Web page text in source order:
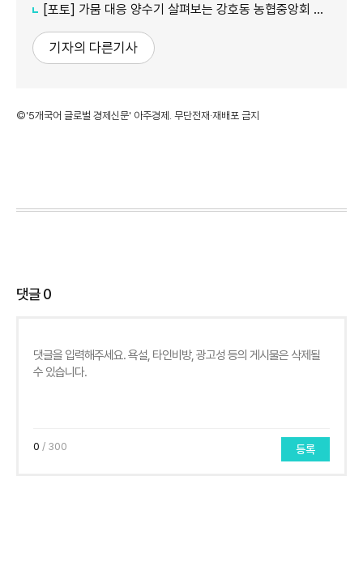
[포토] 가뭄 대응 양수기 살펴보는 강호동 농협중앙회 회장
기자의 다른기사
©'5개국어 글로벌 경제신문' 아주경제. 무단전재·재배포 금지
댓글0
0 / 300 등록